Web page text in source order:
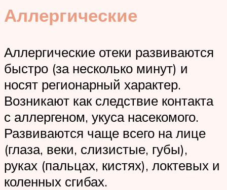
Аллергические
Аллергические отеки развиваются
быстро (за несколько минут) и
носят регионарный характер.
Возникают как следствие контакта
с аллергеном, укуса насекомого.
Развиваются чаще всего на лице
(глаза, веки, слизистые, губы),
руках (пальцах, кистях), локтевых и
коленных сгибах.